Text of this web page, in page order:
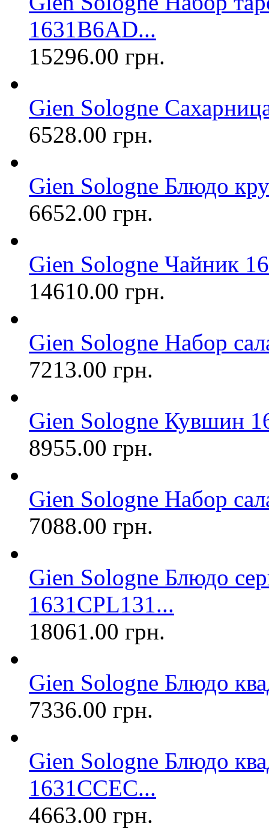
1631B6AD...
15296.00 грн.
Gien Sologne
6528.00 грн.
Gien Sologne Блюдо
6652.00 грн.
Gien Sologne Чайник
14610.00 грн.
Gien Sologne Набор
7213.00 грн.
Gien Sologne Кувшин
8955.00 грн.
Gien Sologne Набор
7088.00 грн.
Gien Sologne Блюдо
1631CPL131...
18061.00 грн.
Gien Sologne Блюдо
7336.00 грн.
Gien Sologne Блюдо
1631CCEC...
4663.00 грн.